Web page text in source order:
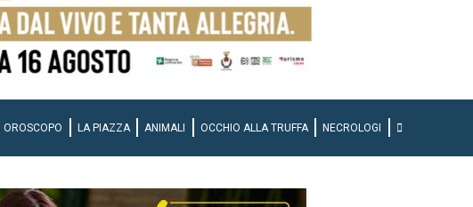
OROSCOPO LA PIAZZA ANIMALI OCCHIO ALLA TRUFFA NECROLOGI